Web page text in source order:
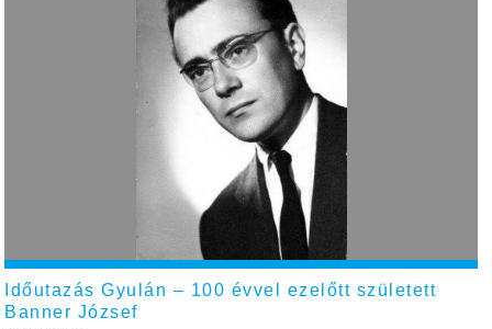
Időutazás Gyulán – 100 évvel ezelőtt született
Banner József